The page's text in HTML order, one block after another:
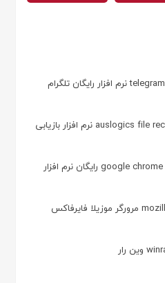
دانلود telegram Desktop 6.5.1 نرم افزار رایگان تلگرام
دانلود auslogics file recovery Pro 12.1.1 نرم افزار بازیابی
دانلود google chrome 145.0.7632.117 رایگان نرم افزار